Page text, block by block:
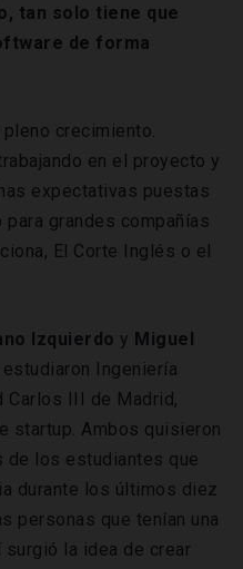
tan solo tiene que
de forma
crecimiento.
en el proyecto y
expectativas puestas
para grandes compañías
El Corte Inglés o el
Izquierdo y Miguel
Ingeniería
Carlos III de Madrid,
startup. Ambos quisieron
de los estudiantes que
durante los últimos diez
personas que tenían una
la idea de crear